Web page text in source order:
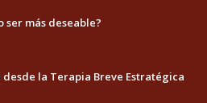
ser más deseable?
la Terapia Breve Estratégica